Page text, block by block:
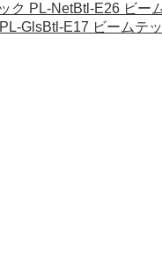
ク PL-NetBtl-E26 ビー
GlsBtl-E17 ビームテ